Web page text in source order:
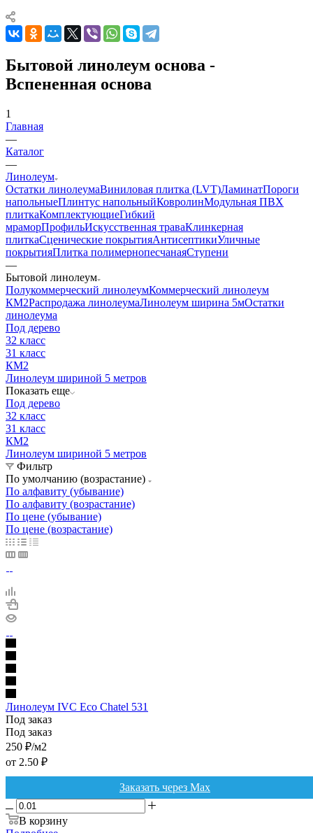
Бытовой линолеум основа -
Вспененная основа
1
Главная
—
Каталог
—
Линолеум
Остатки линолеумаВиниловая плитка (LVT)ЛаминатПороги
напольныеПлинтус напольныйКовролинМодульная ПВХ
плиткаКомплектующиеГибкий
мраморПрофильИскусственная траваКлинкерная
плиткаСценические покрытияАнтисептикиУличные
покрытияПлитка полимернопесчанаяСтупени
—
Бытовой линолеум
Полукоммерческий линолеумКоммерческий линолеум
КМ2Распродажа линолеумаЛинолеум ширина 5мОстатки
линолеума
Под дерево
32 класс
31 класс
КМ2
Линолеум шириной 5 метров
Показать еще
Под дерево
32 класс
31 класс
КМ2
Линолеум шириной 5 метров
Фильтр
По умолчанию (возрастание)
По алфавиту (убывание)
По алфавиту (возрастание)
По цене (убывание)
По цене (возрастание)
Линолеум IVC Eco Chatel 531
Под заказ
Под заказ
250 ₽/м2
от 2.50 ₽
Заказать через Max
В корзину